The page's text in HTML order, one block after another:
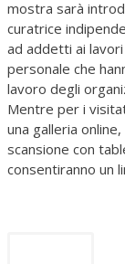
mostra sarà
curatrice
ad addetti ai
personale che
lavoro degli
Mentre per i
una galleria
scansione con
consentiranno un